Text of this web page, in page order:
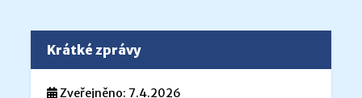
Krátké zprávy
Zveřejněno: 7.4.2026